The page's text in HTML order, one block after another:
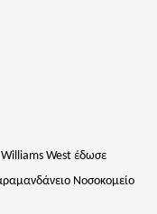
West έδωσε
Νοσοκομείο